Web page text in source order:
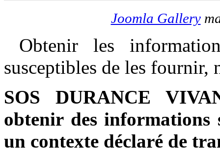
Joomla Gallery
Obtenir les
susceptibles de les fournir,
SOS DURANCE
obtenir des informations
un contexte déclaré de